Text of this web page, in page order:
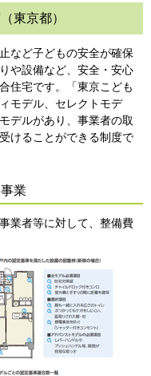
東京都）
など子どもの安全が確保
や設備など、安全・安心
住宅です。「東京こども
モデル、セレクトモデ
デルがあり、事業者の取
けることができる制度で
業
業者等に対して、整備費